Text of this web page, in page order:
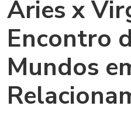
Áries x
Encontro
Mundos